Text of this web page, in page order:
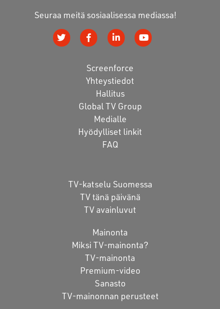
Seuraa meitä sosiaalisessa mediassa!
Screenforce
Yhteystiedot
Hallitus
Global TV Group
Medialle
Hyödylliset linkit
FAQ
TV-katselu Suomessa
TV tänä päivänä
TV avainluvut
Mainonta
Miksi TV-mainonta?
TV-mainonta
Premium-video
Sanasto
TV-mainonnan perusteet